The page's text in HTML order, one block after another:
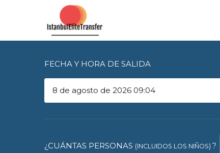
FECHA Y HORA DE SALIDA
¿CUÁNTAS PERSONAS (INCLUIDOS LOS NIÑOS) ?